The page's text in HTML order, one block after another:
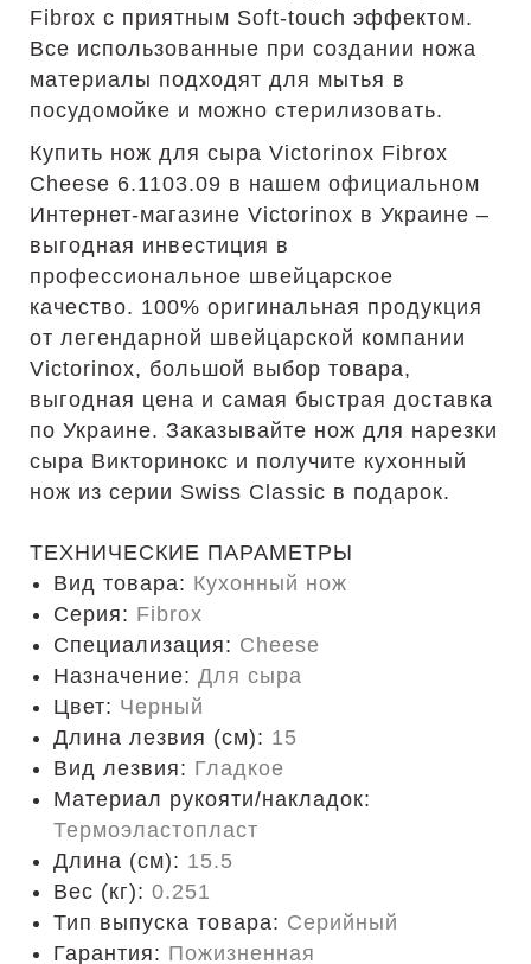
Fibrox с приятным Soft-touch эффектом.
Все использованные при создании ножа
материалы подходят для мытья в
посудомойке и можно стерилизовать.
Купить нож для сыра Victorinox Fibrox
Cheese 6.1103.09 в нашем официальном
Интернет-магазине Victorinox в Украине –
выгодная инвестиция в
профессиональное швейцарское
качество. 100% оригинальная продукция
от легендарной швейцарской компании
Victorinox, большой выбор товара,
выгодная цена и самая быстрая доставка
по Украине. Заказывайте нож для нарезки
сыра Викторинокс и получите кухонный
нож из серии Swiss Classic в подарок.
ТЕХНИЧЕСКИЕ ПАРАМЕТРЫ
Вид товара: Кухонный нож
Серия: Fibrox
Специализация: Cheese
Назначение: Для сыра
Цвет: Черный
Длина лезвия (см): 15
Вид лезвия: Гладкое
Материал рукояти/накладок:
Термоэластопласт
Длина (cм): 15.5
Вес (кг): 0.251
Тип выпуска товара: Серийный
Гарантия: Пожизненная